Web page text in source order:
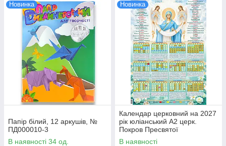
Новинка
Папір білий, 12 аркушів, №
ПД000010-3
В наявності 34 од.
Новинка
Календар церковний на 2027
рік юліанський A2 церк.
Покров Пресвятої
Богородиці, № 844
В наявності